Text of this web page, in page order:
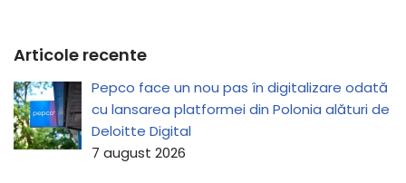
Articole recente
Pepco face un nou pas în digitalizare odată
cu lansarea platformei din Polonia alături de
Deloitte Digital
7 august 2026